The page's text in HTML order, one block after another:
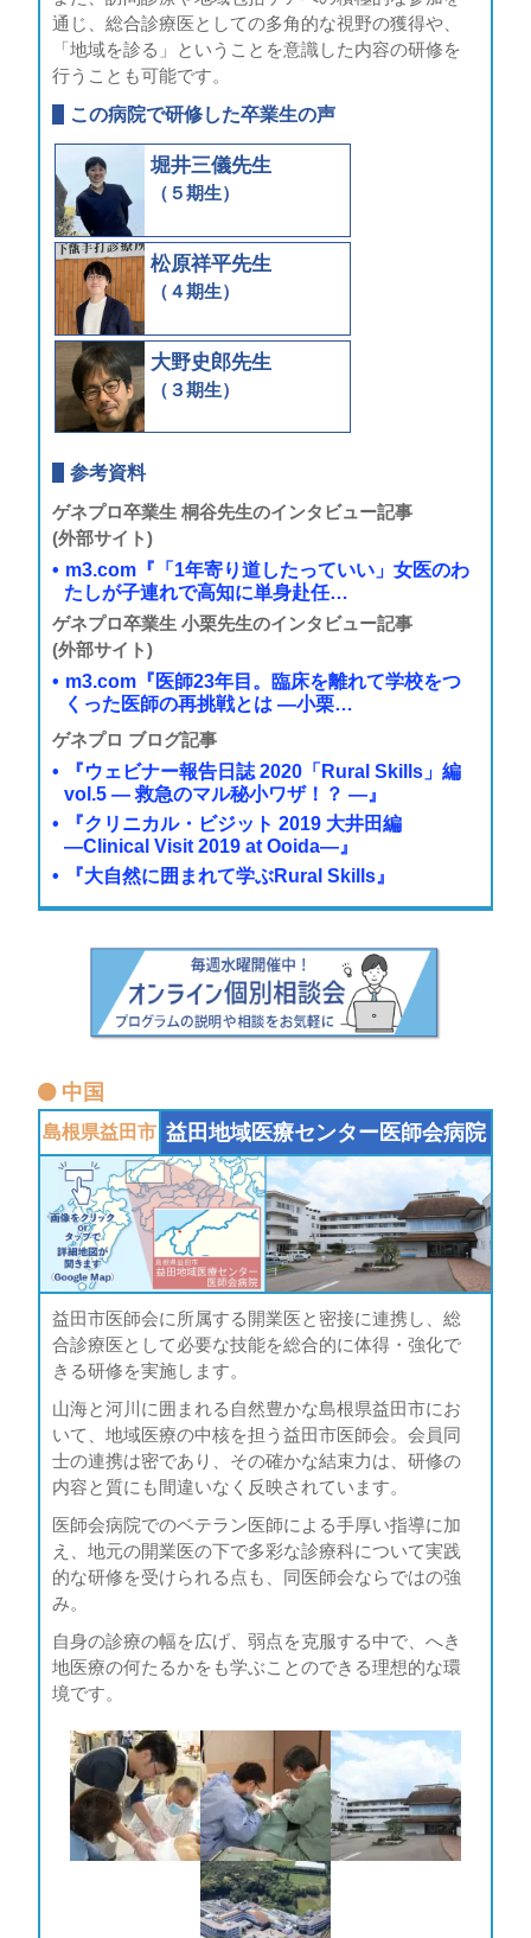
通じ、総合診療医としての多角的な視野の獲得や、
「地域を診る」ということを意識した内容の研修を
行うことも可能です。
この病院で研修した卒業生の声
堀井三儀先生
（５期生）
松原祥平先生
（４期生）
大野史郎先生
（３期生）
参考資料
ゲネプロ卒業生 桐谷先生のインタビュー記事
(外部サイト)
m3.com『「1年寄り道したっていい」女医のわ
たしが子連れで高知に単身赴任…
ゲネプロ卒業生 小栗先生のインタビュー記事
(外部サイト)
m3.com『医師23年目。臨床を離れて学校をつ
くった医師の再挑戦とは ―小栗…
ゲネプロ ブログ記事
『ウェビナー報告日誌 2020「Rural Skills」編
vol.5 ― 救急のマル秘小ワザ！？ ―』
『クリニカル・ビジット 2019 大井田編
―Clinical Visit 2019 at Ooida―』
『大自然に囲まれて学ぶRural Skills』
中国
島根県益田市 益田地域医療センター医師会病院
益田市医師会に所属する開業医と密接に連携し、総
合診療医として必要な技能を総合的に体得・強化で
きる研修を実施します。
山海と河川に囲まれる自然豊かな島根県益田市にお
いて、地域医療の中核を担う益田市医師会。会員同
士の連携は密であり、その確かな結束力は、研修の
内容と質にも間違いなく反映されています。
医師会病院でのベテラン医師による手厚い指導に加
え、地元の開業医の下で多彩な診療科について実践
的な研修を受けられる点も、同医師会ならではの強
み。
自身の診療の幅を広げ、弱点を克服する中で、へき
地医療の何たるかをも学ぶことのできる理想的な環
境です。